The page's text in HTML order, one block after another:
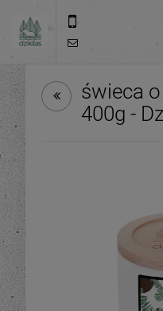
świeca
400g -